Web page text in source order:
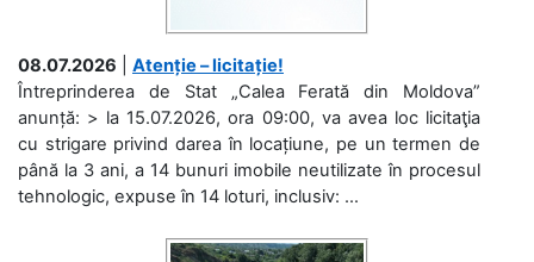
08.07.2026
Atenție – licitație!
Întreprinderea de Stat „Calea Ferată din Moldova”
anunță: > la 15.07.2026, ora 09:00, va avea loc licitaţia
cu strigare privind darea în locațiune, pe un termen de
până la 3 ani, a 14 bunuri imobile neutilizate în procesul
tehnologic, expuse în 14 loturi, inclusiv: ...